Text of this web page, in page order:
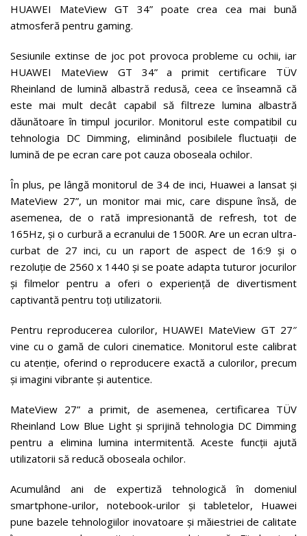
HUAWEI MateView GT 34” poate crea cea mai bună
atmosferă pentru gaming.
Sesiunile extinse de joc pot provoca probleme cu ochii, iar
HUAWEI MateView GT 34” a primit certificare TÜV
Rheinland de lumină albastră redusă, ceea ce înseamnă că
este mai mult decât capabil să filtreze lumina albastră
dăunătoare în timpul jocurilor. Monitorul este compatibil cu
tehnologia DC Dimming, eliminând posibilele fluctuații de
lumină de pe ecran care pot cauza oboseala ochilor.
În plus, pe lângă monitorul de 34 de inci, Huawei a lansat și
MateView 27”, un monitor mai mic, care dispune însă, de
asemenea, de o rată impresionantă de refresh, tot de
165Hz, și o curbură a ecranului de 1500R. Are un ecran ultra-
curbat de 27 inci, cu un raport de aspect de 16:9 și o
rezoluție de 2560 x 1440 și se poate adapta tuturor jocurilor
și filmelor pentru a oferi o experiență de divertisment
captivantă pentru toți utilizatorii.
Pentru reproducerea culorilor, HUAWEI MateView GT 27″
vine cu o gamă de culori cinematice. Monitorul este calibrat
cu atenție, oferind o reproducere exactă a culorilor, precum
și imagini vibrante și autentice.
MateView 27” a primit, de asemenea, certificarea TÜV
Rheinland Low Blue Light și sprijină tehnologia DC Dimming
pentru a elimina lumina intermitentă. Aceste funcții ajută
utilizatorii să reducă oboseala ochilor.
Acumulând ani de expertiză tehnologică în domeniul
smartphone-urilor, notebook-urilor și tabletelor, Huawei
pune bazele tehnologiilor inovatoare și măiestriei de calitate